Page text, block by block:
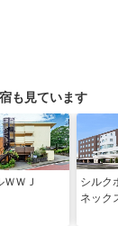
も見ています
ＷＷＪ
シル
ネック